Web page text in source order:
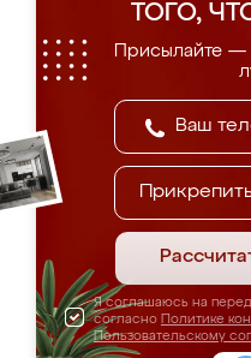
ТОГО,
Присылайте
Я соглашаюсь на
согласно Политике
Пользовательскому